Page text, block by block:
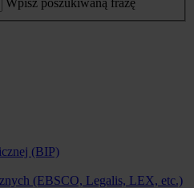
Wpisz poszukiwaną frazę
(BIP)
(EBSCO, Legalis, LEX, etc.)